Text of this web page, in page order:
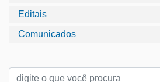
Editais
Comunicados